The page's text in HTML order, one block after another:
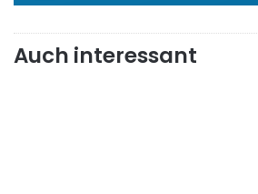
Auch interessant